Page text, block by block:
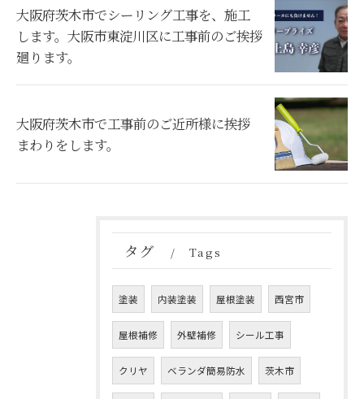
大阪府茨木市でシーリング工事を、施工
します。大阪市東淀川区に工事前のご挨拶
廻ります。
大阪府茨木市で工事前のご近所様に挨拶
まわりをします。
タグ Tags
塗装 内装塗装 屋根塗装 西宮市
屋根補修 外壁補修 シール工事
クリヤ ベランダ簡易防水 茨木市